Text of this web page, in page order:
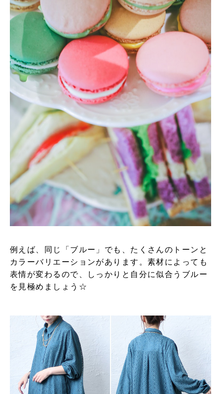
例えば、同じ「ブルー」でも、たくさんのトーンと
カラーバリエーションがあります。素材によっても
表情が変わるので、しっかりと自分に似合うブルー
を見極めましょう☆